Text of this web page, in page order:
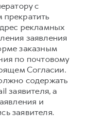
с
рекламных
заявления
заказным
по почтовому
Согласии.
содержать
заявителя, а
и
заявителя.